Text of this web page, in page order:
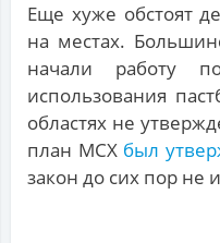
Еще хуже обстоят
на местах.
начали работу
использования
областях не
план МСХ был
закон до сих пор не